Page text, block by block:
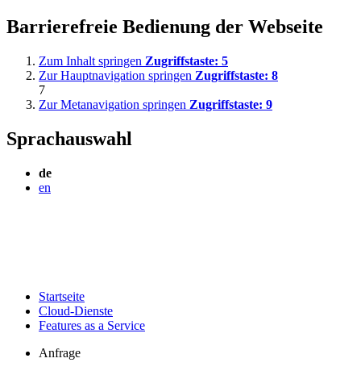
Barrierefreie Bedienung der Webseite
Zum Inhalt springen Zugriffstaste: 5
Zur Hauptnavigation springen Zugriffstaste: 8
7
Zur Metanavigation springen Zugriffstaste: 9
Sprachauswahl
de
en
Startseite
Cloud-Dienste
Features as a Service
Anfrage